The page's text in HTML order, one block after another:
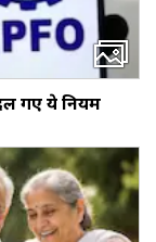
गए ये नियम